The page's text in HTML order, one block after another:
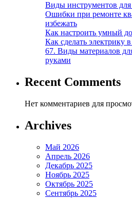
Виды инструментов
Ошибки при ремонте
избежать
Как настроить умный
Как сделать электрику
67. Виды материалов
руками
Recent Comments
Нет комментариев для
Archives
Май 2026
Апрель 2026
Декабрь 2025
Ноябрь 2025
Октябрь 2025
Сентябрь 2025